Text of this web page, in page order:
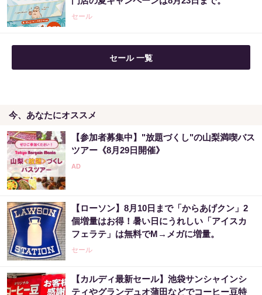
セール
セール 一覧
今、あなたにオススメ
【参加者募集中】"放題づくし"の山梨満喫バス
ツアー《8月29日開催》
【ローソン】8月10日まで「からあげクン」2
個増量はお得！暑い日にうれしい「アイスカ
フェラテ」は無料でM→メガに増量。
セール
【カルディ最新セール】池袋サンシャインシ
ティやグランデュオ蒲田などでコーヒー豆特